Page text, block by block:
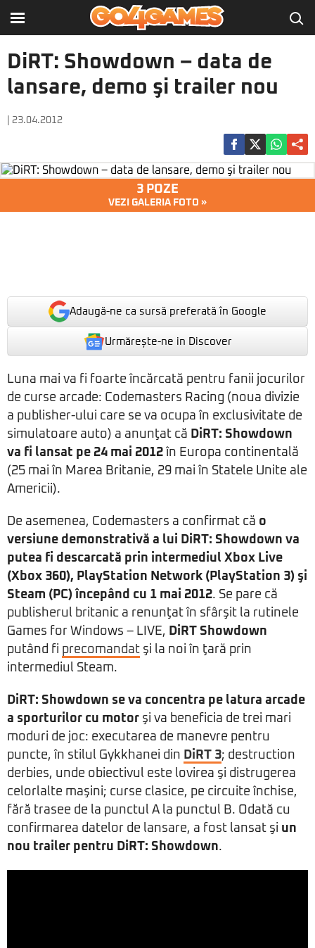
DiRT: Showdown – data de
lansare, demo şi trailer nou
| 23.04.2012
3 POZE
VEZI GALERIA FOTO »
Adaugă-ne ca sursă preferată în Google
Urmărește-ne in Discover
Luna mai va fi foarte încărcată pentru fanii jocurilor
de curse arcade: Codemasters Racing (noua divizie
a publisher-ului care se va ocupa în exclusivitate de
simulatoare auto) a anunţat că DiRT: Showdown
va fi lansat pe 24 mai 2012 în Europa continentală
(25 mai în Marea Britanie, 29 mai în Statele Unite ale
Americii).
De asemenea, Codemasters a confirmat că o
versiune demonstrativă a lui DiRT: Showdown va
putea fi descarcată prin intermediul Xbox Live
(Xbox 360), PlayStation Network (PlayStation 3) şi
Steam (PC) începând cu 1 mai 2012. Se pare că
publisherul britanic a renunţat în sfârşit la rutinele
Games for Windows – LIVE, DiRT Showdown
putând fi precomandat şi la noi în ţară prin
intermediul Steam.
DiRT: Showdown se va concentra pe latura arcade
a sporturilor cu motor şi va beneficia de trei mari
moduri de joc: executarea de manevre pentru
puncte, în stilul Gykkhanei din DiRT 3; destruction
derbies, unde obiectivul este lovirea şi distrugerea
celorlalte maşini; curse clasice, pe circuite închise,
fără trasee de la punctul A la punctul B. Odată cu
confirmarea datelor de lansare, a fost lansat şi un
nou trailer pentru DiRT: Showdown.